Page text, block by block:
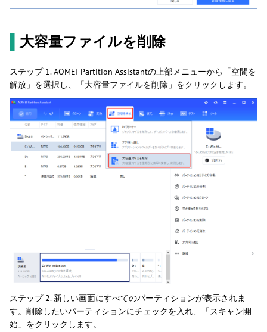
大容量ファイルを削除
ステップ 1. AOMEI Partition Assistantの上部メニューから「空間を
解放」を選択し、「大容量ファイルを削除」をクリックします。
ステップ 2. 新しい画面にすべてのパーティションが表示されま
す。削除したいパーティションにチェックを入れ、「スキャン開
始」をクリックします。